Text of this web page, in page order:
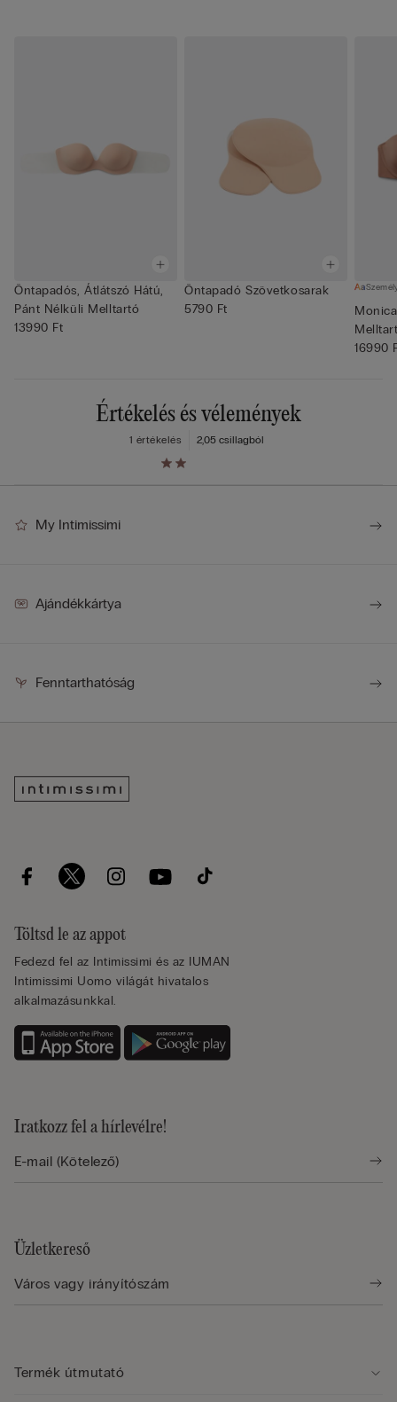
Öntapadós, Átlátszó Hátú,
Pánt Nélküli Melltartó
13990 Ft
Öntapadó Szövetkosarak
5790 Ft
16990
Értékelés és vélemények
2,05 csillagból
1 értékelés
My Intimissimi
Ajándékkártya
Fenntarthatóság
Töltsd le az appot
Fedezd fel az Intimissimi és az IUMAN
Intimissimi Uomo világát hivatalos
alkalmazásunkkal.
Iratkozz fel a hírlevélre!
Üzletkereső
Termék útmutató